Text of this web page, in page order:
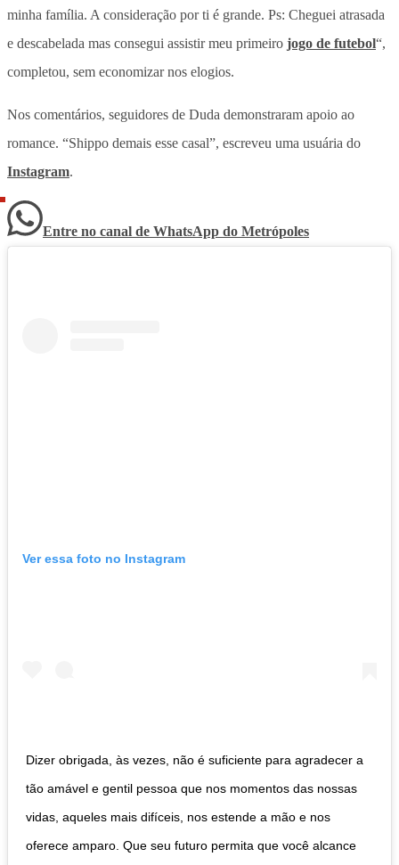
minha família. A consideração por ti é grande. Ps: Cheguei atrasada
e descabelada mas consegui assistir meu primeiro jogo de futebol“,
completou, sem economizar nos elogios.
Nos comentários, seguidores de Duda demonstraram apoio ao
romance. “Shippo demais esse casal”, escreveu uma usuária do
Instagram.
Entre no canal de WhatsApp do Metrópoles
Ver essa foto no Instagram
Dizer obrigada, às vezes, não é suficiente para agradecer a
tão amável e gentil pessoa que nos momentos das nossas
vidas, aqueles mais difíceis, nos estende a mão e nos
oferece amparo. Que seu futuro permita que você alcance